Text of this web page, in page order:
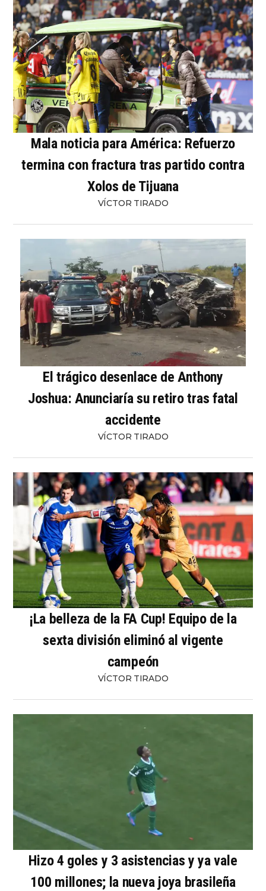
Mala noticia para América: Refuerzo
termina con fractura tras partido contra
Xolos de Tijuana
VÍCTOR TIRADO
El trágico desenlace de Anthony
Joshua: Anunciaría su retiro tras fatal
accidente
VÍCTOR TIRADO
¡La belleza de la FA Cup! Equipo de la
sexta división eliminó al vigente
campeón
VÍCTOR TIRADO
Hizo 4 goles y 3 asistencias y ya vale
100 millones; la nueva joya brasileña